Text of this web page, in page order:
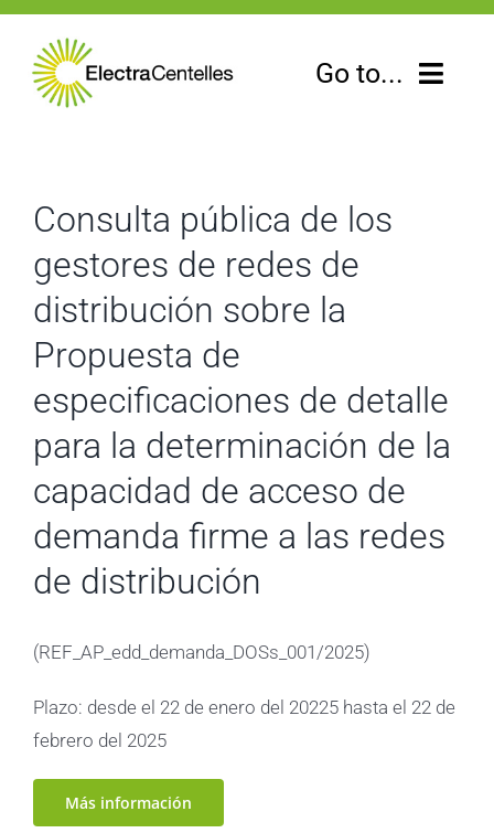
Skip
content
Go to...
Electradistribució
Electrageneració
L’Electra informa
Contacte
Consulta pública de los
gestores de redes de
distribución sobre la
Propuesta de
especificaciones de detalle
para la determinación de la
capacidad de acceso de
demanda firme a las redes
de distribución
(REF_AP_edd_demanda_DOSs_001/2025)
Plazo: desde el 22 de enero del 20225 hasta el 22 de
febrero del 2025
Más información